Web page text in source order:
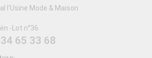
l'Usine Mode & Maison
-Lot n°36
65 33 68